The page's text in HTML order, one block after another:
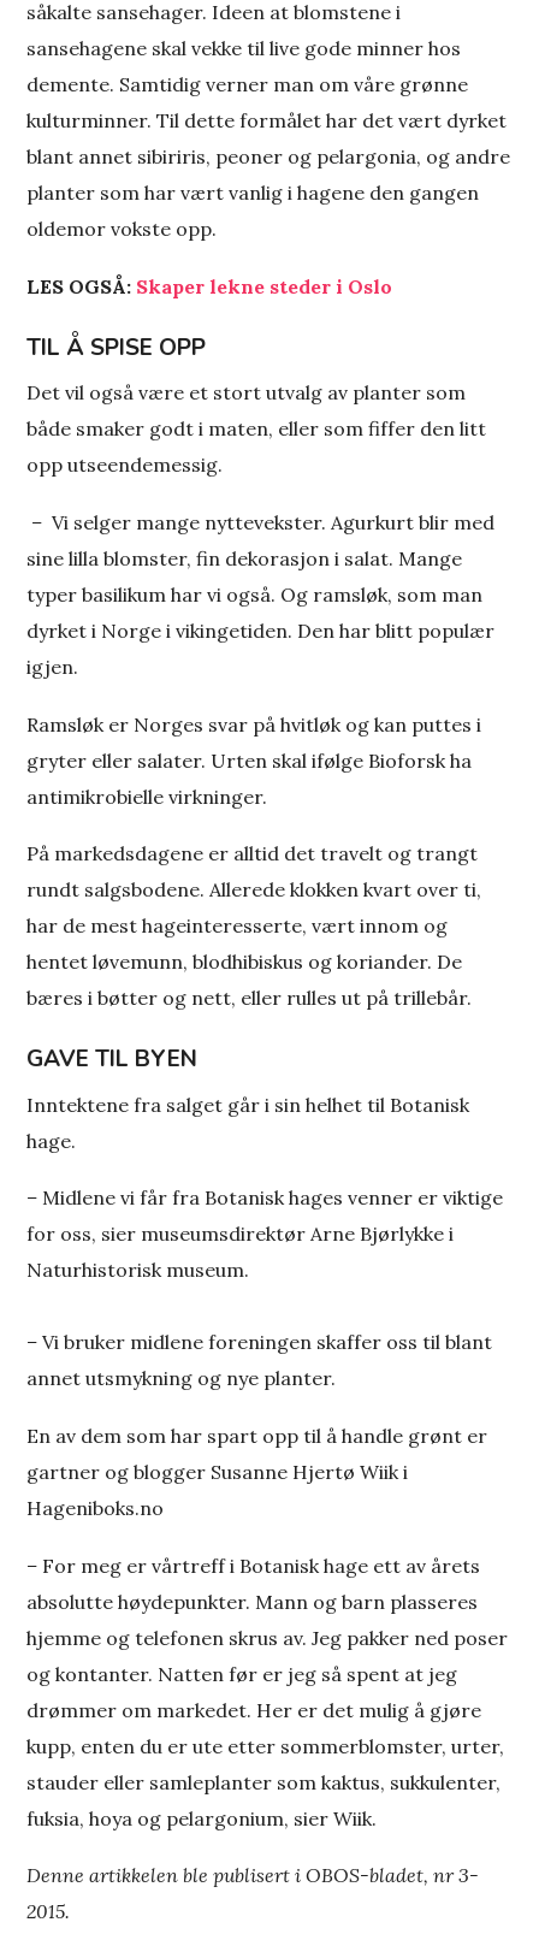
såkalte sansehager. Ideen at blomstene i
sansehagene skal vekke til live gode minner hos
demente. Samtidig verner man om våre grønne
kulturminner. Til dette formålet har det vært dyrket
blant annet sibiriris, peoner og pelargonia, og andre
planter som har vært vanlig i hagene den gangen
oldemor vokste opp.
LES OGSÅ: Skaper lekne steder i Oslo
TIL Å SPISE OPP
Det vil også være et stort utvalg av planter som
både smaker godt i maten, eller som fiffer den litt
opp utseendemessig.
– Vi selger mange nyttevekster. Agurkurt blir med
sine lilla blomster, fin dekorasjon i salat. Mange
typer basilikum har vi også. Og ramsløk, som man
dyrket i Norge i vikingetiden. Den har blitt populær
igjen.
Ramsløk er Norges svar på hvitløk og kan puttes i
gryter eller salater. Urten skal ifølge Bioforsk ha
antimikrobielle virkninger.
På markedsdagene er alltid det travelt og trangt
rundt salgsbodene. Allerede klokken kvart over ti,
har de mest hageinteresserte, vært innom og
hentet løvemunn, blodhibiskus og koriander. De
bæres i bøtter og nett, eller rulles ut på trillebår.
GAVE TIL BYEN
Inntektene fra salget går i sin helhet til Botanisk
hage.
– Midlene vi får fra Botanisk hages venner er viktige
for oss, sier museumsdirektør Arne Bjørlykke i
Naturhistorisk museum.
– Vi bruker midlene foreningen skaffer oss til blant
annet utsmykning og nye planter.
En av dem som har spart opp til å handle grønt er
gartner og blogger Susanne Hjertø Wiik i
Hageniboks.no
– For meg er vårtreff i Botanisk hage ett av årets
absolutte høydepunkter. Mann og barn plasseres
hjemme og telefonen skrus av. Jeg pakker ned poser
og kontanter. Natten før er jeg så spent at jeg
drømmer om markedet. Her er det mulig å gjøre
kupp, enten du er ute etter sommerblomster, urter,
stauder eller samleplanter som kaktus, sukkulenter,
fuksia, hoya og pelargonium, sier Wiik.
Denne artikkelen ble publisert i OBOS-bladet, nr 3-
2015.